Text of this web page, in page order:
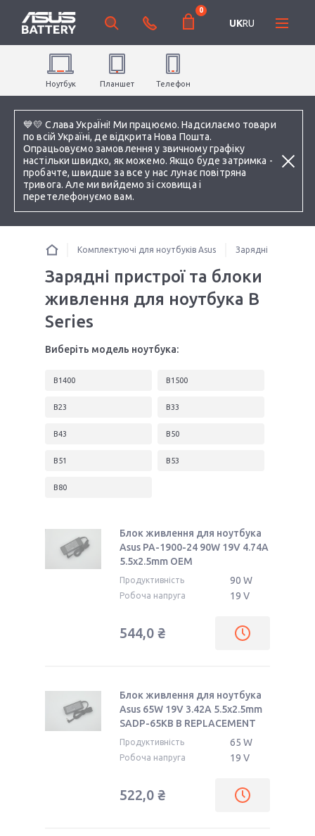
💙💛 Слава УкраЇні! Ми працюємо. Надсилаємо товари
по всій Україні, де відкрита Нова Пошта.
Опрацьовуємо замовлення у звичному графіку
настільки швидко, як можемо. Якщо буде затримка -
пробачте, швидше за все у нас лунає повітряна
тривога. Але ми вийдемо зі сховища і
перетелефонуємо вам.
0
UKRU
Ноутбук Планшет Телефон
Комплектуючі для ноутбуків Asus Зарядні пристрої
Зарядні пристрої та блоки
живлення для ноутбука B
Series
Виберіть модель ноутбука:
B1400 B1500
B23 B33
B43 B50
B51 B53
B80
Блок живлення для ноутбука
Asus PA-1900-24 90W 19V 4.74A
5.5x2.5mm ОЕМ
Продуктивність 90 W
Робоча напруга 19 V
544,0 ₴
Блок живлення для ноутбука
Asus 65W 19V 3.42A 5.5x2.5mm
SADP-65KB B REPLACEMENT
Продуктивність 65 W
Робоча напруга 19 V
522,0 ₴